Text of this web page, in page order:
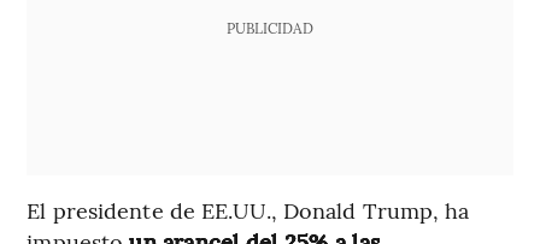
PUBLICIDAD
El presidente de EE.UU., Donald Trump, ha